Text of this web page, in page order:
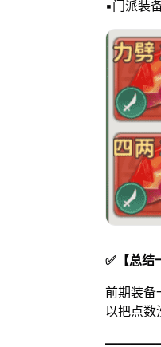
▪️门派装
✅【总结
前期装备
以把点数